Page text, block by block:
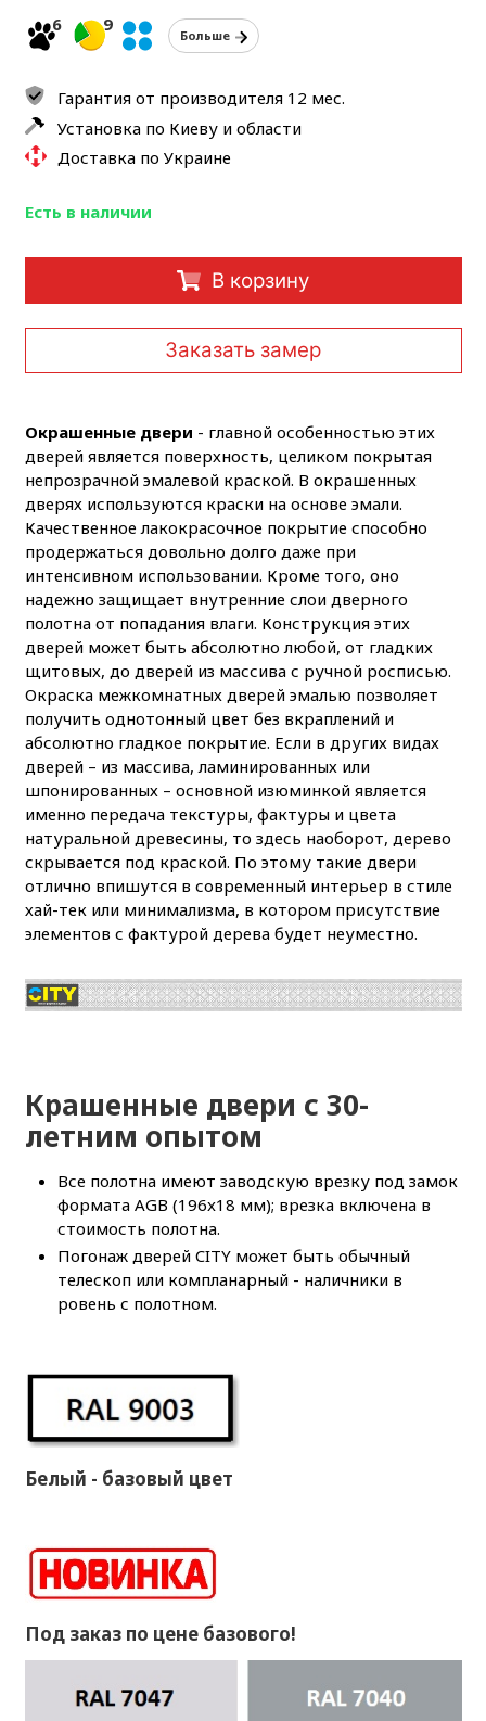
6
9
Больше
Гарантия от производителя 12 мес.
Установка по Киеву и области
Доставка по Украине
Есть в наличии
В корзину
Заказать замер
Окрашенные двери - главной особенностью этих
дверей является поверхность, целиком покрытая
непрозрачной эмалевой краской. В окрашенных
дверях используются краски на основе эмали.
Качественное лакокрасочное покрытие способно
продержаться довольно долго даже при
интенсивном использовании. Кроме того, оно
надежно защищает внутренние слои дверного
полотна от попадания влаги. Конструкция этих
дверей может быть абсолютно любой, от гладких
щитовых, до дверей из массива с ручной росписью.
Окраска межкомнатных дверей эмалью позволяет
получить однотонный цвет без вкраплений и
абсолютно гладкое покрытие. Если в других видах
дверей – из массива, ламинированных или
шпонированных – основной изюминкой является
именно передача текстуры, фактуры и цвета
натуральной древесины, то здесь наоборот, дерево
скрывается под краской. По этому такие двери
отлично впишутся в современный интерьер в стиле
хай-тек или минимализма, в котором присутствие
элементов с фактурой дерева будет неуместно.
Крашенные двери с 30-
летним опытом
Все полотна имеют заводскую врезку под замок
формата AGB (196x18 мм); врезка включена в
стоимость полотна.
Погонаж дверей CITY может быть обычный
телескоп или компланарный - наличники в
ровень с полотном.
Белый - базовый цвет
Под заказ по цене базового!